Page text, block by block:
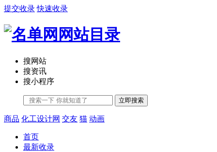
提交收录 快速收录
搜网站
搜资讯
搜小程序
立即搜索
商品 化工设计网 交友 猫 动画
首页
最新收录